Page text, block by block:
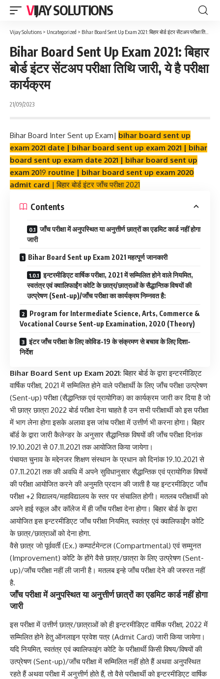
VIJAY SOLUTIONS
Vijay Solutions > Uncategorized > Bihar Board Sent Up Exam 2021: बिहार बोर्ड इंटर सेंटअप परीक्षा तिथि जारी, ये है परीक्षा कार्यक्रम
Bihar Board Sent Up Exam 2021: बिहार
बोर्ड इंटर सेंटअप परीक्षा तिथि जारी, ये है परीक्षा
कार्यक्रम
21/09/2023
Bihar Board Inter Sent up Exam| bihar board sent up
exam 2021 date | bihar board sent up exam 2021 | bihar
board sent up exam date 2021 | bihar board sent up
exam 2019 routine | bihar board sent up exam 2020
admit card | बिहार बोर्ड इंटर जाँच परीक्षा 2021
Contents
जाँच परीक्षा में अनुपस्थित या अनुत्तीर्ण छात्रों का एडमिट कार्ड नहीं होगा
जारी
Bihar Board Sent up Exam 2021 महत्पूर्ण जानकारी
इन्टरमीडिएट वार्षिक परीक्षा, 2021 में सम्मिलित होने वाले नियमित,
स्वतंत्र एवं क्वालिफाईंग कोटि के छात्र/छात्राओं के सैद्धान्तिक विषयों की
उत्प्रेषण (Sent-up)/जाँच परीक्षा का कार्यक्रम निम्नवत है:
Program for Intermediate Science, Arts, Commerce &
Vocational Course Sent-up Examination, 2020 (Theory)
इंटर जाँच परीक्षा के लिए कोविड-19 के संक्रमण से बचाव के लिए दिशा-
निर्देश
Bihar Board Sent up Exam 2021: बिहार बोर्ड के द्वारा इन्टरमीडिएट
वार्षिक परीक्षा, 2021 में सम्मिलित होने वाले परीक्षार्थी के लिए जाँच परीक्षा उत्प्रेषण
(Sent-up) परीक्षा (सैद्धान्तिक एवं प्रायोगिक) का कार्यक्रम जारी कर दिया है जो
भी छात्र छात्रा 2022 बोर्ड परीक्षा देना चाहते है उन सभी परीक्षार्थी को इस परीक्षा
में भाग लेना होगा इसके अलावा इस जांच परीक्षा में उत्तीर्ण भी करना होगा। बिहार
बॉर्ड के द्वारा जारी कैलेन्डर के अनुसार सैद्धान्तिक विषयों की जाँच परीक्षा दिनांक
19.10.2021 से 07.11.2021 तक आयोजित किया जायेगा।
पंचायत चुनाव के मद्देनजर शिक्षण संस्थान के प्रधान को दिनांक 19.10.2021 से
07.11.2021 तक की अवधि में अपने सुविधानुसार सैद्धान्तिक एवं प्रायोगिक विषयों
की परीक्षा आयोजित करने की अनुमति प्रदान की जाती है यह इन्टरमीडिएट जाँच
परीक्षा +2 विद्यालय/महाविद्यालय के स्तर पर संचालित होगी। मतलब परीक्षार्थी को
अपने हाई स्कूल और कॉलेज में ही जाँच परीक्षा देना होगा। बिहार बोर्ड के द्वारा
आयोजित इस इन्टरमीडिएट जाँच परीक्षा नियमित, स्वतंत्र एवं क्वालिफाईंग कोटि
के छात्र/छात्राओं को देना होगा.
वैसे छात्र जो पूर्ववर्ती (Ex.) कम्पार्टमेन्टल (Compartmental) एवं सम्मुनत
(Improvement) कोटि के होंगे वैसे छात्र/छात्रा के लिए उत्प्रेषण (Sent-
up)/जाँच परीक्षा नहीं ली जानी है। मतलब इन्हे जाँच परीक्षा देने की जरुरत नहीं
है.
जाँच परीक्षा में अनुपस्थित या अनुत्तीर्ण छात्रों का एडमिट कार्ड नहीं होगा
जारी
इस परीक्षा में उत्तीर्ण छात्र/छात्राओं को ही इन्टरमीडिएट वार्षिक परीक्षा, 2022 में
सम्मिलित होने हेतु ऑनलाइन प्रवेश पत्र (Admit Card) जारी किया जायेगा।
यदि नियमित, स्वतंत्र एवं क्वालिफाइंग कोटि के परीक्षार्थी किसी विषय/विषयों की
उत्प्रेषण (Sent-up)/जाँच परीक्षा में सम्मिलित नहीं होते हैं अथवा अनुपस्थित
रहते हैं अथवा परीक्षा में अनुत्तीर्ण होते हैं, तो वैसे परीक्षार्थी को इन्टरमीडिएट वार्षिक